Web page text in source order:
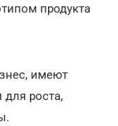
продукта
имеют
роста,